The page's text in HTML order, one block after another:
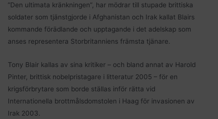
”Den ultimata kränkningen”, har mödrar till stupade brittiska
soldater som tjänstgjorde i Afghanistan och Irak kallat Blairs
kommande förädlande och upptagande i det adelskap som
anses representera Storbritanniens främsta tjänare.
Tony Blair kallas av sina kritiker – och bland annat av Harold
Pinter, brittisk nobelpristagare i litteratur 2005 – för en
krigsförbrytare som borde ställas inför rätta vid
Internationella brottmålsdomstolen i Haag för invasionen av
Irak 2003.